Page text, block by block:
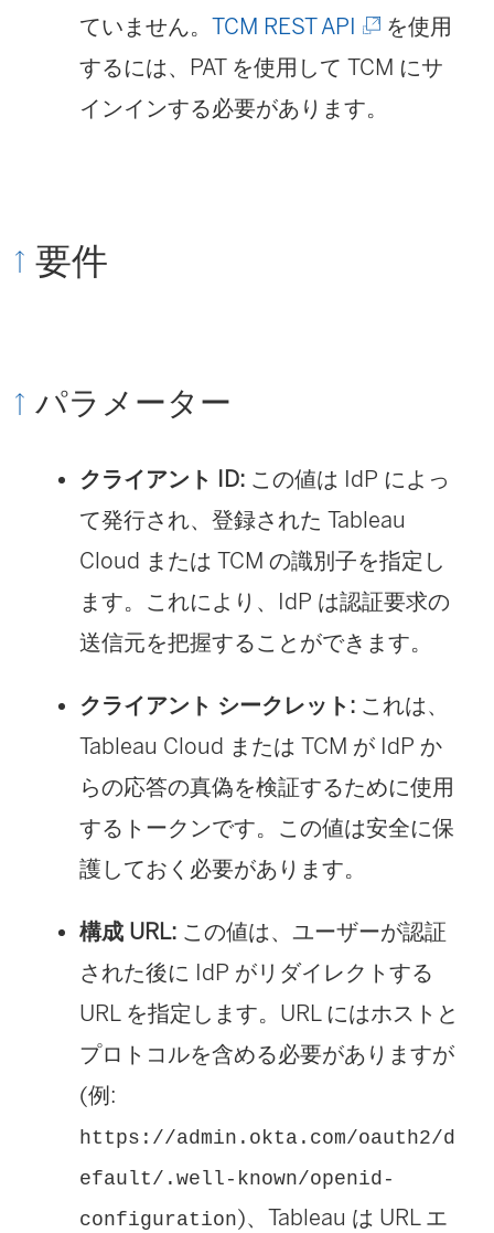
ド
ウ
ていません。 TCM REST API (
新
し
ン
ク
が
開
く
を使用
するには、PAT を使用して TCM にサ
インインする必要があります。
要件
パラメーター
クライアント ID: この値は IdP によっ
て発行され、登録された Tableau
Cloud または TCM の識別子を指定し
ます。これにより、IdP は認証要求の
送信元を把握することができます。
クライアント シークレット: これは、
Tableau Cloud または TCM が IdP か
らの応答の真偽を検証するために使用
するトークンです。この値は安全に保
護しておく必要があります。
構成 URL: この値は、ユーザーが認証
された後に IdP がリダイレクトする
URL を指定します。URL にはホストと
プロトコルを含める必要がありますが
(例:
https://admin.okta.com/oauth2/d
efault/.well-known/openid-
configuration)、Tableau は URL エ